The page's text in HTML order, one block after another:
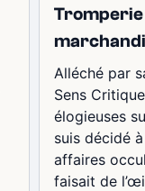
Alléché par
Sens
élogieuses
suis décidé
affaires
faisait de